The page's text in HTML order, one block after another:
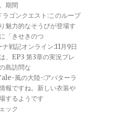
期間
ラゴンクエスト:このループ
魅力的なそうびが登場す
「きせきのつ
ナ戦記オンライン:11月9日
、EP3 第3章の実況プレ
島訪問な
風の大陸-:アバターラ
報ですね。新しい衣装や
するようです
ック